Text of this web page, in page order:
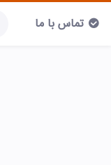
تماس با ما